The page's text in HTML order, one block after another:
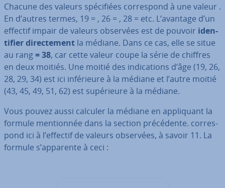
Chacune des valeurs spé­ci­fiées cor­res­pond à une valeur .
En d’autres termes, 19 = , 26 = , 28 = etc. L’avantage d’un
effectif impair de valeurs observées est de pouvoir iden­
ti­fier di­rec­te­ment la médiane. Dans ce cas, elle se situe
au rang=38, car cette valeur coupe la série de chiffres
en deux moitiés. Une moitié des in­di­ca­tions d’âge (19, 26,
28, 29, 34) est ici in­fé­rieure à la médiane et l’autre moitié
(43, 45, 49, 51, 62) est su­pé­rieure à la médiane.
Vous pouvez aussi calculer la médiane en ap­pli­quant la
formule men­tion­née dans la section pré­cé­dente. cor­res­
pond ici à l’effectif de valeurs observées, à savoir 11. La
formule s’apparente à ceci :